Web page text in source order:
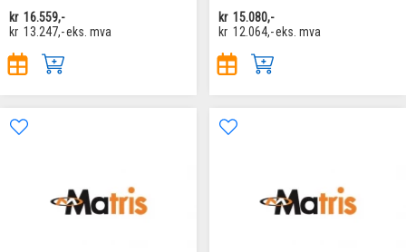
kr 16.559,-
kr 13.247,-eks. mva
kr 15.080,-
kr 12.064,-eks. mva